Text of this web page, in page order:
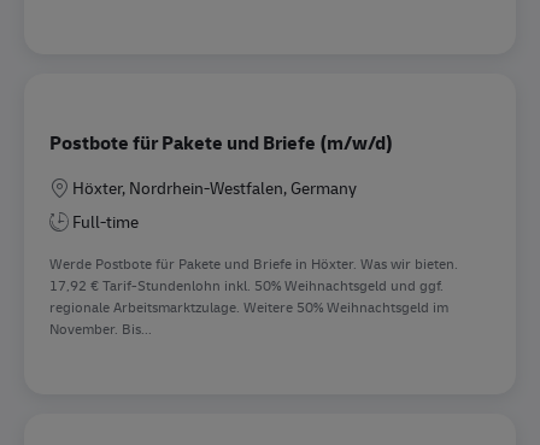
Postbote für Pakete und Briefe (m/w/d)
Location
Höxter, Nordrhein-Westfalen, Germany
Full-time
Werde Postbote für Pakete und Briefe in Höxter. Was wir bieten.
17,92 € Tarif-Stundenlohn inkl. 50% Weihnachtsgeld und ggf.
regionale Arbeitsmarktzulage. Weitere 50% Weihnachtsgeld im
November. Bis...